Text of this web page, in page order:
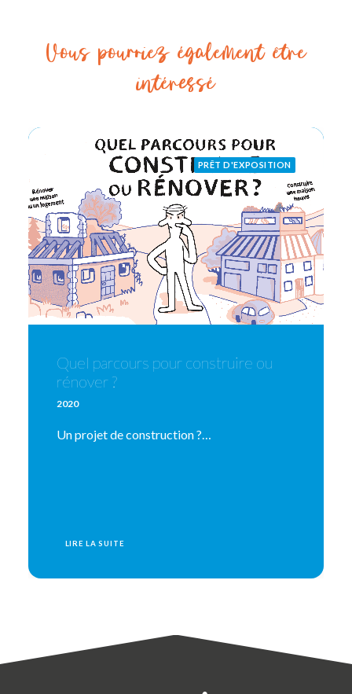
Vous pourriez également être
intéressé
PRÊT D'EXPOSITION
Quel parcours pour construire ou
rénover ?
2020
Un projet de construction ?…
LIRE LA SUITE